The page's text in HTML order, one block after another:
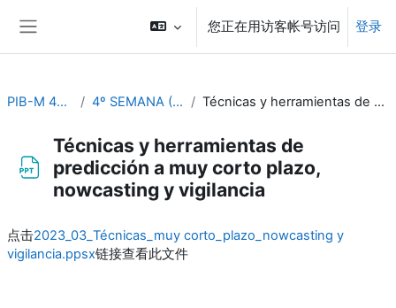
您正在用访客帐号访问 登录
PIB-M 4ª Ed. (fase práctica) 4º SEMANA (Del 25 al 29 de septiembre)) Técnicas y herramientas de predicción a muy corto plazo, nowcasting y vigilancia
Técnicas y herramientas de
predicción a muy corto plazo,
nowcasting y vigilancia
点击2023_03_Técnicas_muy corto_plazo_nowcasting y
vigilancia.ppsx链接查看此文件